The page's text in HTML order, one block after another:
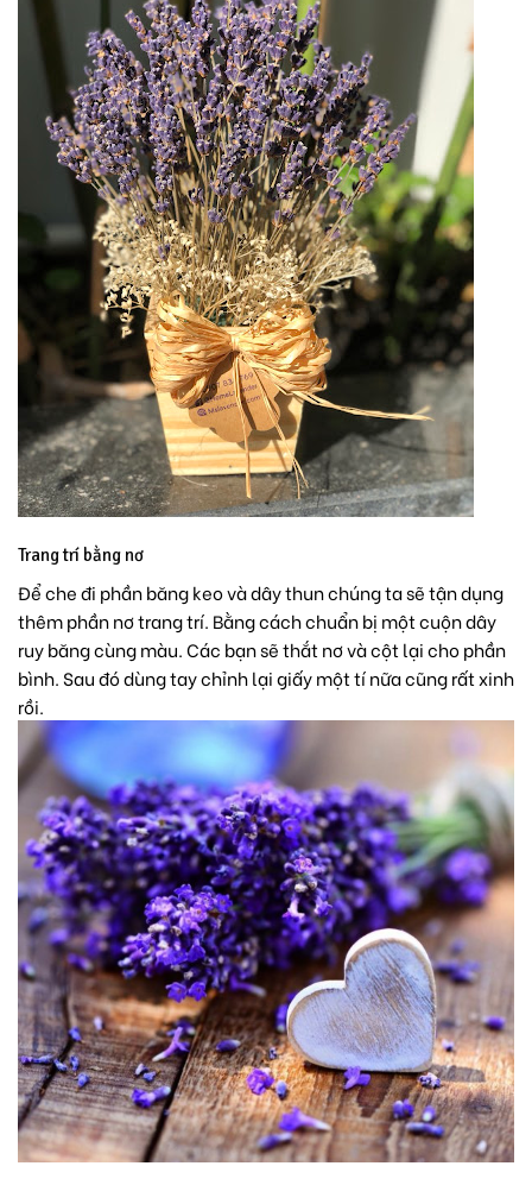
Trang trí bằng nơ
Để che đi phần băng keo và dây thun chúng ta sẽ tận dụng
thêm phần nơ trang trí. Bằng cách chuẩn bị một cuộn dây
ruy băng cùng màu. Các bạn sẽ thắt nơ và cột lại cho phần
bình. Sau đó dùng tay chỉnh lại giấy một tí nữa cũng rất xinh
rồi.